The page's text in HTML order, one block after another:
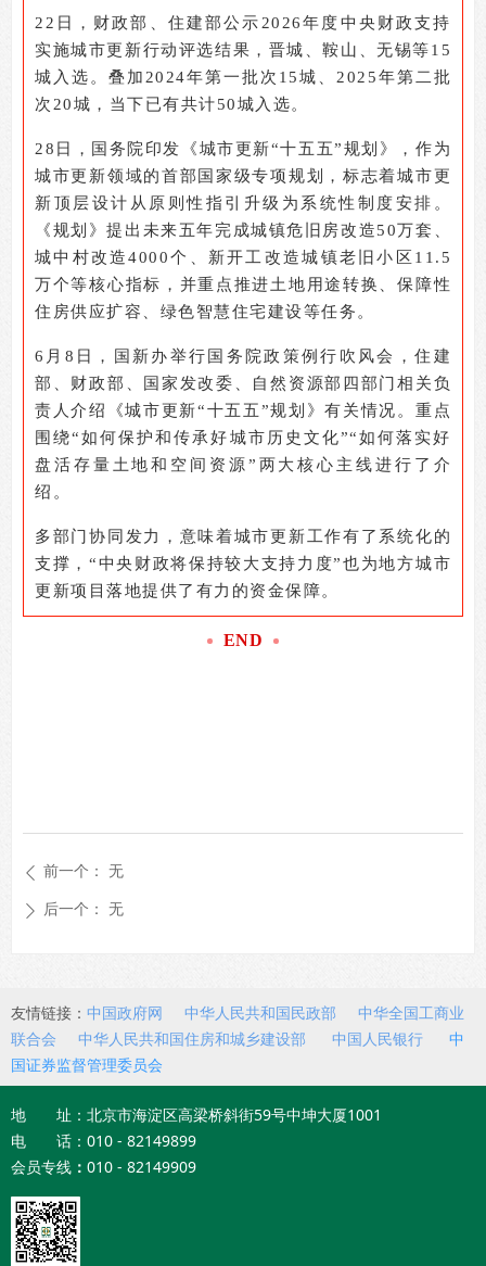
22 日，财政部、住建部公示2026年度中央财政支持
实施城市更新行动评选结果，晋城、鞍山、无锡等15
城入选。叠加2024年第一批次15城、2025年第二批
次20城，当下已有共计50城入选。
28 日，国务院印发《城市更新“十五五”规划》，作为
城市更新领域的首部国家级专项规划，标志着城市更
新顶层设计从原则性指引升级为系统性制度安排。
《规划》提出未来五年完成城镇危旧房改造50万套、
城中村改造4000个、新开工改造城镇老旧小区11.5
万个等核心指标，并重点推进土地用途转换、保障性
住房供应扩容、绿色智慧住宅建设等任务。
6 月8日，国新办举行国务院政策例行吹风会，住建
部、财政部、国家发改委、自然资源部四部门相关负
责人介绍《城市更新“十五五”规划》有关情况。重点
围绕“如何保护和传承好城市历史文化”“如何落实好
盘活存量土地和空间资源”两大核心主线进行了介
绍。
多部门协同发力，意味着城市更新工作有了系统化的
支撑，“中央财政将保持较大支持力度”也为地方城市
更新项目落地提供了有力的资金保障。
END
ꄴ 前一个： 无
ꄲ 后一个： 无
友情链接： 中国政府网 中华人民共和国民政部
中华全国工商业
联合会
中华人民共和国住房和城乡建设部 中国人民银行
中
国证券监督管理委员会
地 址：北京市海淀区高梁桥斜街59号中坤大厦1001
电 话：010 - 82149899
会员专线 ： 010 - 82149909